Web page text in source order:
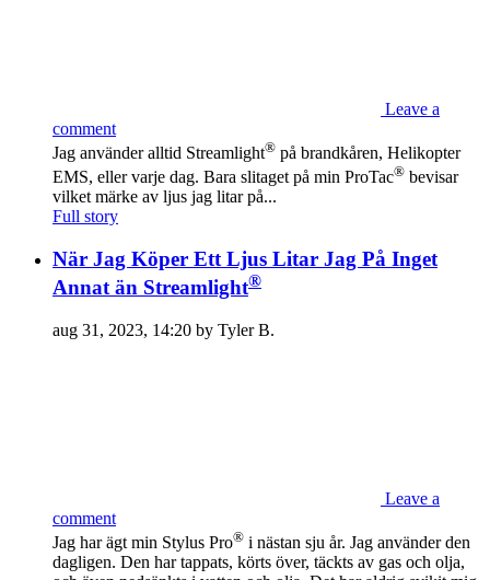
Leave a
comment
Jag använder alltid Streamlight® på brandkåren, Helikopter
EMS, eller varje dag. Bara slitaget på min ProTac® bevisar
vilket märke av ljus jag litar på...
Full story
När Jag Köper Ett Ljus Litar Jag På Inget
Annat än Streamlight®
aug 31, 2023, 14:20 by Tyler B.
Leave a
comment
Jag har ägt min Stylus Pro® i nästan sju år. Jag använder den
dagligen. Den har tappats, körts över, täckts av gas och olja,